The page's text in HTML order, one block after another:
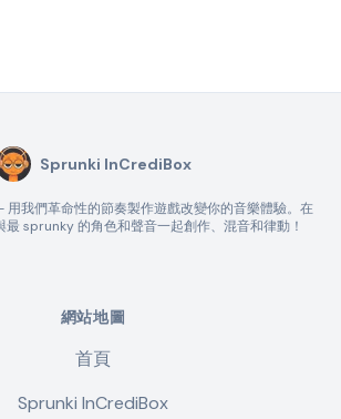
Sprunki InCrediBox
我們革命性的節奏製作遊戲改變你的音樂體驗。在
sprunky 的角色和聲音一起創作、混音和律動！
網站地圖
首頁
Sprunki InCrediBox